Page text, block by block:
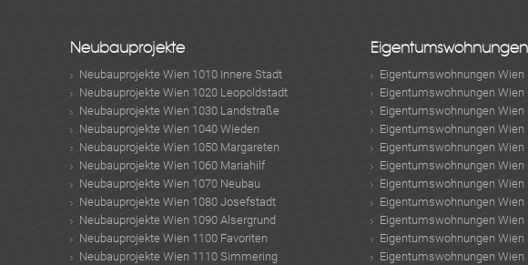
Neubauprojekte
Neubauprojekte Wien 1010 Innere Stadt
Neubauprojekte Wien 1020 Leopoldstadt
Neubauprojekte Wien 1030 Landstraße
Neubauprojekte Wien 1040 Wieden
Neubauprojekte Wien 1050 Margareten
Neubauprojekte Wien 1060 Mariahilf
Neubauprojekte Wien 1070 Neubau
Neubauprojekte Wien 1080 Josefstadt
Neubauprojekte Wien 1090 Alsergrund
Neubauprojekte Wien 1100 Favoriten
Neubauprojekte Wien 1110 Simmering
Eigentumswohnungen
Eigentumswohnungen Wien
Eigentumswohnungen
Eigentumswohnungen
Eigentumswohnungen Wien
Eigentumswohnungen Wien
Eigentumswohnungen Wien
Eigentumswohnungen Wien
Eigentumswohnungen
Eigentumswohnungen Wien
Eigentumswohnungen Wien
Eigentumswohnungen